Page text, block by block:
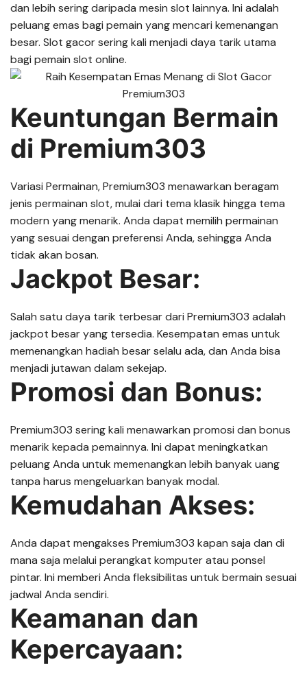
dan lebih sering daripada mesin slot lainnya. Ini adalah
peluang emas bagi pemain yang mencari kemenangan
besar. Slot gacor sering kali menjadi daya tarik utama
bagi pemain slot online.
Keuntungan Bermain
di Premium303
Variasi Permainan, Premium303 menawarkan beragam
jenis permainan slot, mulai dari tema klasik hingga tema
modern yang menarik. Anda dapat memilih permainan
yang sesuai dengan preferensi Anda, sehingga Anda
tidak akan bosan.
Jackpot Besar:
Salah satu daya tarik terbesar dari Premium303 adalah
jackpot besar yang tersedia. Kesempatan emas untuk
memenangkan hadiah besar selalu ada, dan Anda bisa
menjadi jutawan dalam sekejap.
Promosi dan Bonus:
Premium303 sering kali menawarkan promosi dan bonus
menarik kepada pemainnya. Ini dapat meningkatkan
peluang Anda untuk memenangkan lebih banyak uang
tanpa harus mengeluarkan banyak modal.
Kemudahan Akses:
Anda dapat mengakses Premium303 kapan saja dan di
mana saja melalui perangkat komputer atau ponsel
pintar. Ini memberi Anda fleksibilitas untuk bermain sesuai
jadwal Anda sendiri.
Keamanan dan
Kepercayaan: